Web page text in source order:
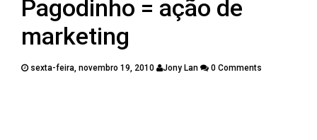
CONTATOS
Pagodinho = ação de
marketing
sexta-feira, novembro 19, 2010 Jony Lan 0 Comments